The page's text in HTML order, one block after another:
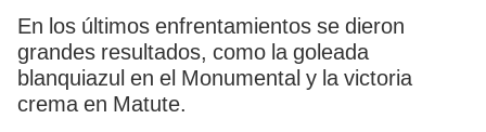
En los últimos enfrentamientos se dieron
grandes resultados, como la goleada
blanquiazul en el Monumental y la victoria
crema en Matute.